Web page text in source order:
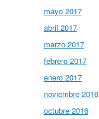
mayo 2017
abril 2017
marzo 2017
febrero 2017
enero 2017
noviembre 2016
octubre 2016